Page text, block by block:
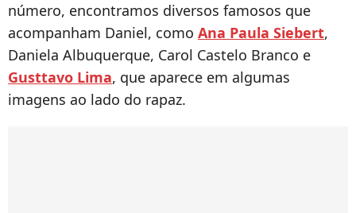
número, encontramos diversos famosos que
acompanham Daniel, como Ana Paula Siebert,
Daniela Albuquerque, Carol Castelo Branco e
Gusttavo Lima, que aparece em algumas
imagens ao lado do rapaz.